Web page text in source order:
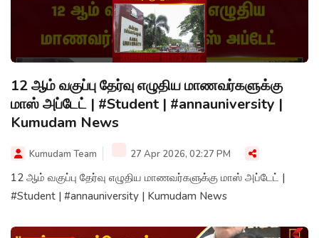
12 ஆம் வகுப்பு தேர்வு எழுதிய மாணவர்களுக்கு
மாஸ் அப்டேட் | #Student | #annauniversity |
Kumudam News
Kumudam Team 27 Apr 2026, 02:27 PM
12 ஆம் வகுப்பு தேர்வு எழுதிய மாணவர்களுக்கு மாஸ் அப்டேட் |
#Student | #annauniversity | Kumudam News